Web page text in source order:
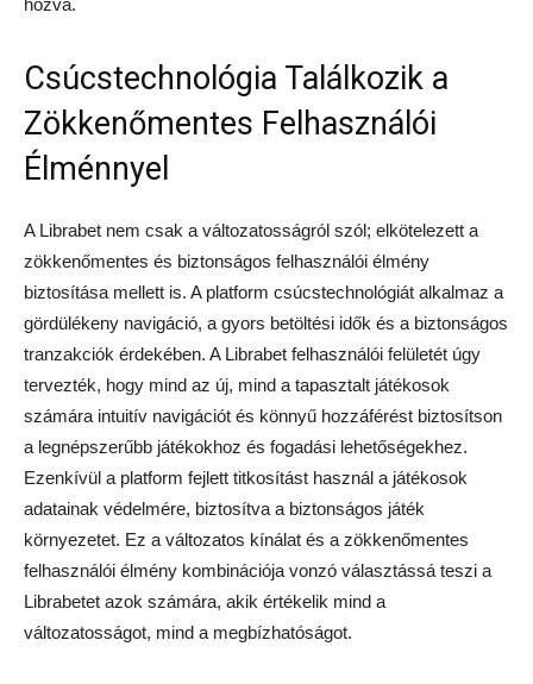
hozva.
Csúcstechnológia Találkozik a
Zökkenőmentes Felhasználói
Élménnyel
A Librabet nem csak a változatosságról szól; elkötelezett a
zökkenőmentes és biztonságos felhasználói élmény
biztosítása mellett is. A platform csúcstechnológiát alkalmaz a
gördülékeny navigáció, a gyors betöltési idők és a biztonságos
tranzakciók érdekében. A Librabet felhasználói felületét úgy
tervezték, hogy mind az új, mind a tapasztalt játékosok
számára intuitív navigációt és könnyű hozzáférést biztosítson
a legnépszerűbb játékokhoz és fogadási lehetőségekhez.
Ezenkívül a platform fejlett titkosítást használ a játékosok
adatainak védelmére, biztosítva a biztonságos játék
környezetet. Ez a változatos kínálat és a zökkenőmentes
felhasználói élmény kombinációja vonzó választássá teszi a
Librabetet azok számára, akik értékelik mind a
változatosságot, mind a megbízhatóságot.